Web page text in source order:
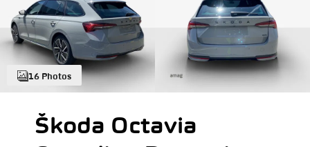
16 Photos
Škoda Octavia